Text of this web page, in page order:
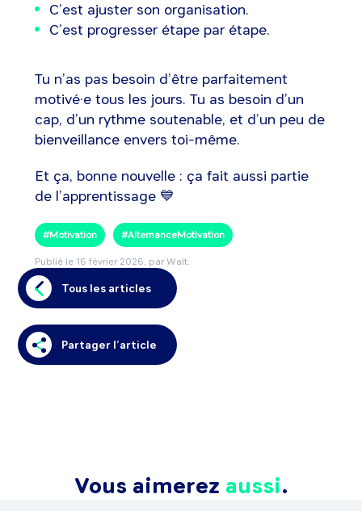
Tous les articles
Partager l’article
C’est ajuster son organisation.
C’est progresser étape par étape.
Tu n’as pas besoin d’être parfaitement
motivé·e tous les jours. Tu as besoin d’un
cap, d’un rythme soutenable, et d’un peu de
bienveillance envers toi-même.
Et ça, bonne nouvelle : ça fait aussi partie
de l’apprentissage 💙
#Motivation #AlternanceMotivation
Publié le 16 février 2026, par Walt.
Vous aimerez aussi.